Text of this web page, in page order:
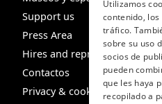
Support us
Press Area
Hires and reproduction rights
Contactos
Privacy & cookie policy
Utilizamos
contenido,
tráfico.
sobre su uso
socios de
pueden
que les haya
recopilado a